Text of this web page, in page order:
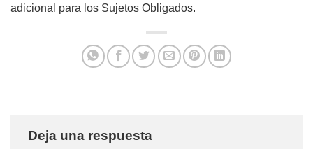
adicional para los Sujetos Obligados.
Deja una respuesta